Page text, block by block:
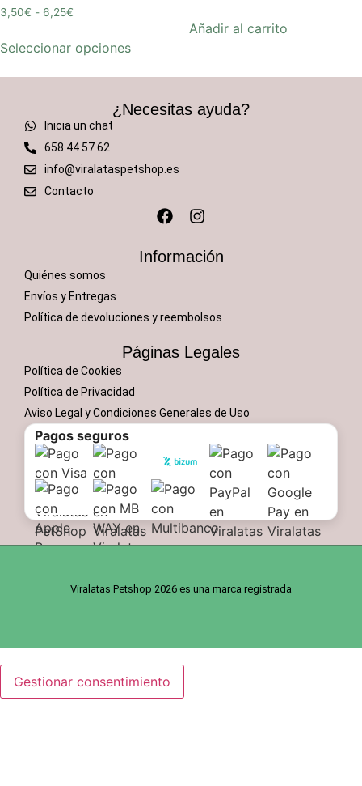
3,50€ - 6,25€
Seleccionar opciones
Añadir al carrito
¿Necesitas ayuda?
Inicia un chat
658 44 57 62
info@viralataspetshop.es
Contacto
Información
Quiénes somos
Envíos y Entregas
Política de devoluciones y reembolsos
Páginas Legales
Política de Cookies
Política de Privacidad
Aviso Legal y Condiciones Generales de Uso
Pagos seguros
Viralatas Petshop 2026 es una marca registrada
Gestionar consentimiento